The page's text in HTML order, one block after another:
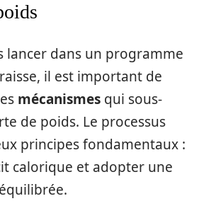
lancer dans un programme
il est important de
mécanismes qui sous-
de poids. Le processus
principes fondamentaux :
calorique et adopter une